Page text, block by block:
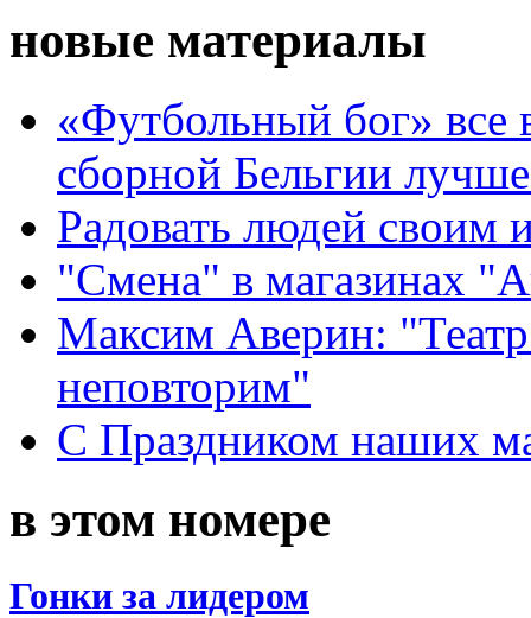
новые материалы
«Футбольный бог» все
сборной Бельгии
Радовать людей своим
"Смена" в магазинах
Максим Аверин:
неповторим"
С Праздником наших
в этом номере
Гонки за лидером